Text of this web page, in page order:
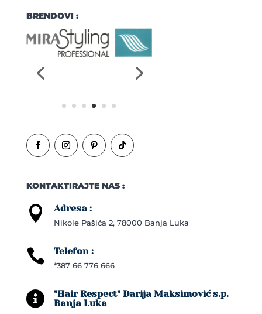
BRENDOVI :
KONTAKTIRAJTE NAS :
 Adresa :
Nikole Pašića 2, 78000 Banja Luka
 Telefon :
*387 66 776 666

"Hair Respect" Darija Maksimović s.p.
Banja Luka